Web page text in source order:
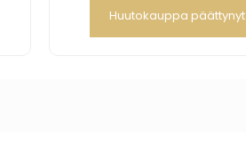
Huutokauppa päättynyt